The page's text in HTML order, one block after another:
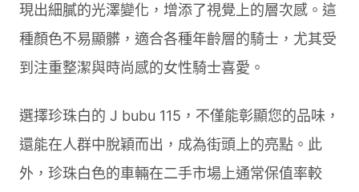
現出細膩的光澤變化，增添了視覺上的層次感。這
種顏色不易顯髒，適合各種年齡層的騎士，尤其受
到注重整潔與時尚感的女性騎士喜愛。
選擇珍珠白的 J bubu 115，不僅能彰顯您的品味，
還能在人群中脫穎而出，成為街頭上的亮點。此
外，珍珠白色的車輛在二手市場上通常保值率較